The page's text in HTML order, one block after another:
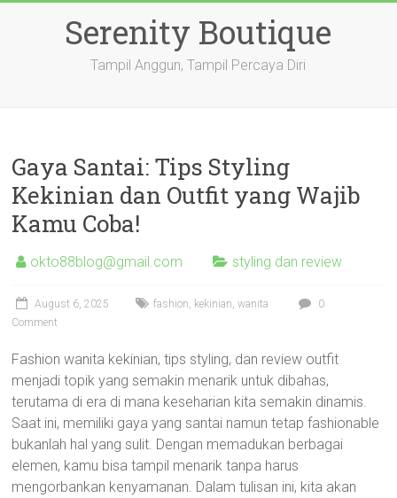
Serenity Boutique
Tampil Anggun, Tampil Percaya Diri
Gaya Santai: Tips Styling
Kekinian dan Outfit yang Wajib
Kamu Coba!
okto88blog@gmail.com styling dan review
August 6, 2025 fashion, kekinian,wanita
0
Comment
Fashion wanita kekinian, tips styling, dan review outfit
menjadi topik yang semakin menarik untuk dibahas,
terutama di era di mana keseharian kita semakin dinamis.
Saat ini, memiliki gaya yang santai namun tetap fashionable
bukanlah hal yang sulit. Dengan memadukan berbagai
elemen, kamu bisa tampil menarik tanpa harus
mengorbankan kenyamanan. Dalam tulisan ini, kita akan